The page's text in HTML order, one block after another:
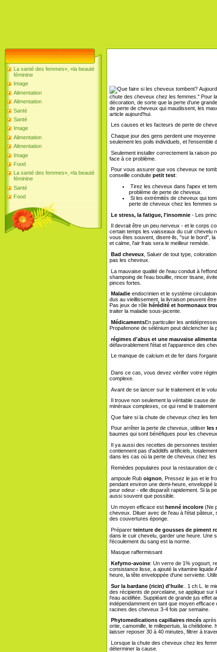
La santé des femmes», «la beauté
féminine
Image
Alimentation
Alimentation
Santé
Santé
Image
Alimentation
Alimentation
Image
Food
La santé des femmes», «la beauté
féminine
Santé
Food
chute des cheveux chez les femmes." Pour
décoration, de sorte que la perte d'une
de perte de cheveux qui maudissent, les
article aujourd'hui.
Les causes et les facteurs de perte de
Chaque jour des gens perdent une
seulement les poils individuels, et l'ensemble
Seulement installer correctement la raison
face à ce problème.
Pour vous assurer que vos cheveux ne
conseille conduite petit test:
Tirez les cheveux dans l'apex et
problème de perte de cheveux.
Si les extrémités de cheveux qui
perte de cheveux chez les femmes
Le stress, la fatigue, l'insomnie - Les
Il devrait être un peu nerveux - et le corps
certain temps les vaisseaux du cuir chevelu
vous êtes souvent, disent-ils, "sur le bord",
et calme, l'air frais sera le meilleur remède.
Bad cheveux , Saluer de tout type,
pas les cheveux.
La mauvaise qualité de l'eau conduit à
shampoing de l'eau bouillie, rincer tisane,
pinces fortes.
Maladie endocrinien et le système
dus au vieillissement, la livraison peuvent
Pas jeux de rôle hérédité et hormonaux
traiter la maladie sous-jacente.
MédicamentsEn particulier les
Propafenone de sélénium peut déclencher la
régimes d'abus et une mauvaise
défavorablement l'état et l'apparence des
Le manque de calcium et de fer dans
Dans ce cas, vous devez vérifier votre
complexe.
Avant de se lancer sur le traitement et le
Il trouve non seulement la véritable cause
minéraux complexes, ce qui rend le
Que faire si la chute de cheveux chez les
Pour arrêter la perte de cheveux, utiliser les
baumes qui sont bénéfiques pour les
Il ya aussi des recettes de personnes
contiennent pas d'additifs artificiels,
dans les cas où la perte de cheveux chez
Remèdes populaires pour la restauration de
ampoule Rub oignon, Pressez le jus et le
pendant environ une demi-heure, enveloppé
peur odeur - elle disparaît rapidement. Si la
aussi souvent que possible.
Un moyen efficace est henné incolore (Ne
cheveux. Diluer avec de l'eau à l'état
des couvertures éponge.
Préparer teinture de gousses de piment
dans le cuir chevelu, garder une heure. Une
l'écoulement du sang est la norme.
Masque raffermissant
Kefyrno-avoine: Un verre de 1% yogourt,
consistance lisse, a ajouté la vitamine
heure, la tête enveloppée d'une serviette.
Sur la bardane (ricin) d'huile:. 1 ch L. le
des récipients de porcelaine, se applique
l'eau acidifiée. Suppléant de grande jus effet
indépendamment en tant que moyen
racines des cheveux 3-4 fois par semaine.
Phytomedications capillaires rincés
ortie, camomille, le millepertuis, la
laisser reposer 30 à 40 minutes, filtrer à
Lorsque la chute des cheveux chez les
déterminer la cause.